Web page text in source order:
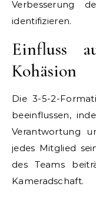
Verbesserung
identifizieren.
Einfluss
Kohäsion
Die 3-5-2-
beeinflussen,
Verantwortung
jedes Mitglied
des Teams
Kameradschaft.